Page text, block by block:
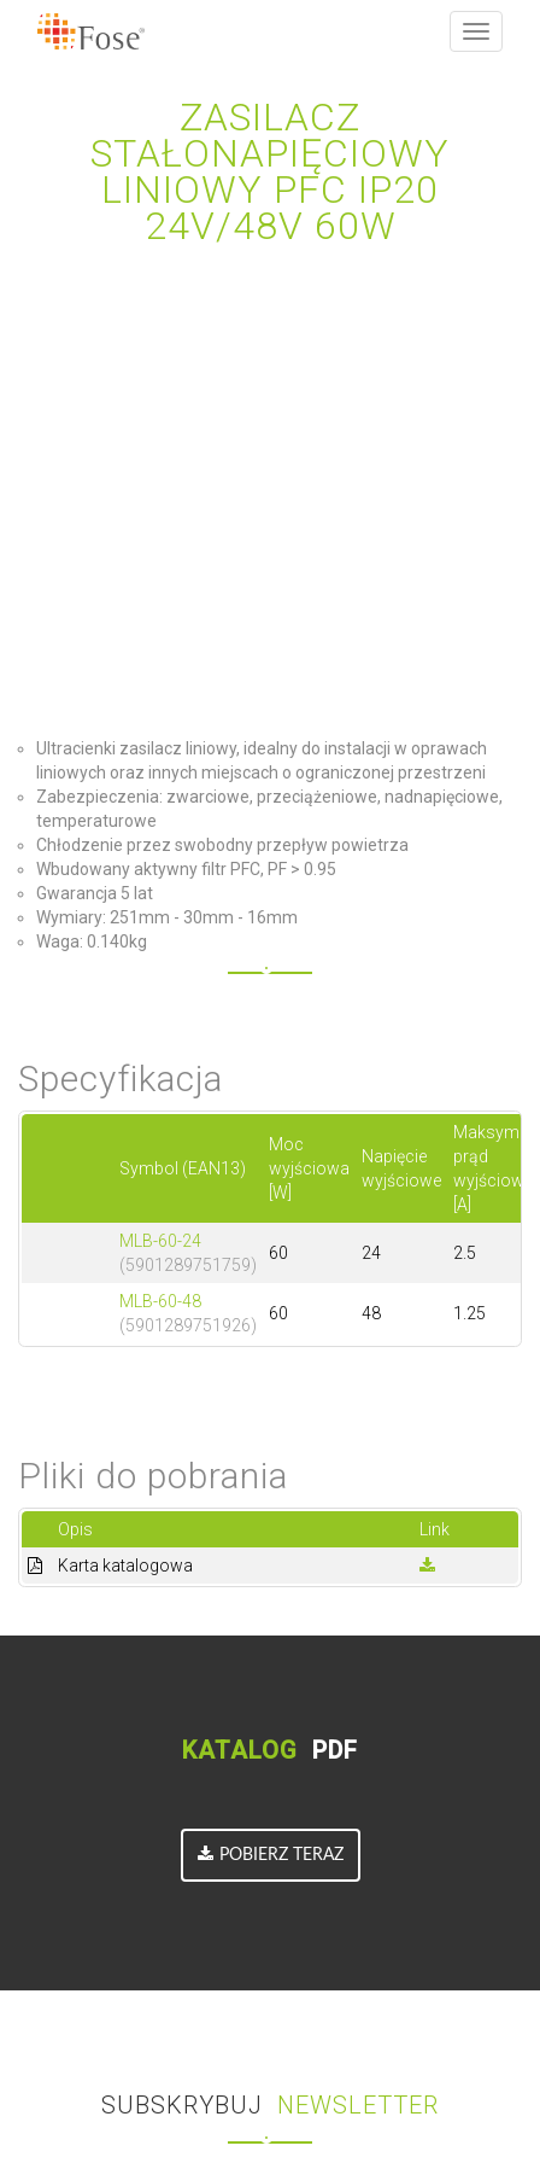
Toggle
ZASILACZ
STAŁONAPIĘCIOWY
LINIOWY PFC IP20
24V/48V 60W
Ultracienki zasilacz liniowy, idealny do instalacji w oprawach
liniowych oraz innych miejscach o ograniczonej przestrzeni
Zabezpieczenia: zwarciowe, przeciążeniowe, nadnapięciowe,
temperaturowe
Chłodzenie przez swobodny przepływ powietrza
Wbudowany aktywny filtr PFC, PF > 0.95
Gwarancja 5 lat
Wymiary: 251mm - 30mm - 16mm
Waga: 0.140kg
Specyfikacja
Symbol (EAN13)
Moc
wyjściowa
[W]
Napięcie
wyjściowe
prąd
wyjściowy
[A]
MLB-60-24
(5901289751759)
60 24 2.5
MLB-60-48
(5901289751926)
60 48 1.25
Pliki do pobrania
Opis
Link
Karta katalogowa
KATALOG PDF
POBIERZ TERAZ
SUBSKRYBUJ NEWSLETTER